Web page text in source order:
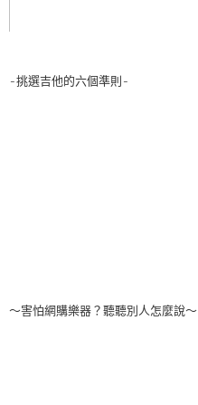
-挑選吉他的六個準則-
～害怕網購樂器？聽聽別人怎麼說～